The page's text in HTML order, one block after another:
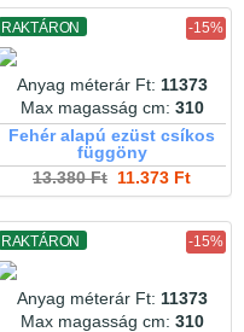
RAKTÁRON -15%
Anyag méterár Ft: 11373
Max magasság cm: 310
Fehér alapú ezüst csíkos
függöny
13.380 Ft 11.373 Ft
RAKTÁRON -15%
Anyag méterár Ft: 11373
Max magasság cm: 310